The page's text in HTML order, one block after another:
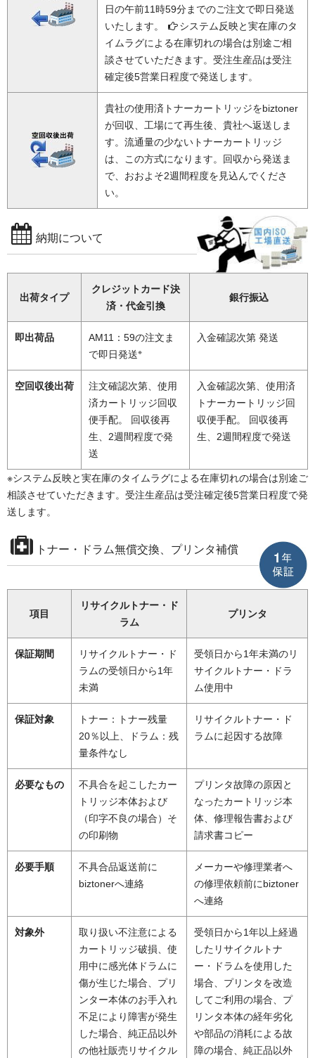
日の午前11時59分までのご注文で即日発送
いたします。
システム反映と実在庫のタ
イムラグによる在庫切れの場合は別途ご相
談させていただきます。受注生産品は受注
確定後5営業日程度で発送します。
貴社の使用済トナーカートリッジをbiztoner
が回収、工場にて再生後、貴社へ返送しま
す。流通量の少ないトナーカートリッジ
は、この方式になります。回収から発送ま
で、おおよそ2週間程度を見込んでくださ
い。
納期について
出荷タイプ
クレジットカード決
済・代金引換
銀行振込
即出荷品
AM11：59の注文ま
で即日発送※
入金確認次第 発送
空回収後出荷
注文確認次第、使用
済カートリッジ回収
便手配。 回収後再
生、2週間程度で発
送
入金確認次第、使用済
トナーカートリッジ回
収便手配。 回収後再
生、2週間程度で発送
※システム反映と実在庫のタイムラグによる在庫切れの場合は別途ご
相談させていただきます。受注生産品は受注確定後5営業日程度で発
送します。
トナー・ドラム無償交換、プリンタ補償
項目
リサイクルトナー・ド
ラム
プリンタ
保証期間
リサイクルトナー・ド
ラムの受領日から1年
未満
受領日から1年未満のリ
サイクルトナー・ドラ
ム使用中
保証対象
トナー：トナー残量
20％以上、ドラム：残
量条件なし
リサイクルトナー・ド
ラムに起因する故障
必要なもの
不具合を起こしたカー
トリッジ本体および
（印字不良の場合）そ
の印刷物
プリンタ故障の原因と
なったカートリッジ本
体、修理報告書および
請求書コピー
必要手順
不具合品返送前に
biztonerへ連絡
メーカーや修理業者へ
の修理依頼前にbiztoner
へ連絡
対象外
取り扱い不注意による
カートリッジ破損、使
用中に感光体ドラムに
傷が生じた場合、プリ
ンター本体のお手入れ
不足により障害が発生
した場合、純正品以外
の他社販売リサイクル
受領日から1年以上経過
したリサイクルトナ
ー・ドラムを使用した
場合、プリンタを改造
してご利用の場合、プ
リンタ本体の経年劣化
や部品の消耗による故
障の場合、純正品以外